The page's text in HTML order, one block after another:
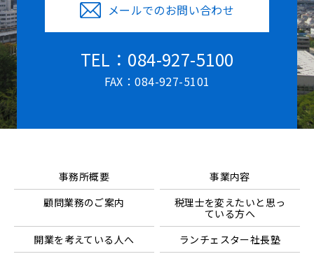
メールでのお問い合わせ
TEL：084-927-5100
FAX：084-927-5101
事務所概要
事業内容
顧問業務のご案内
税理士を変えたいと思っ
ている方へ
開業を考えている人へ
ランチェスター社長塾